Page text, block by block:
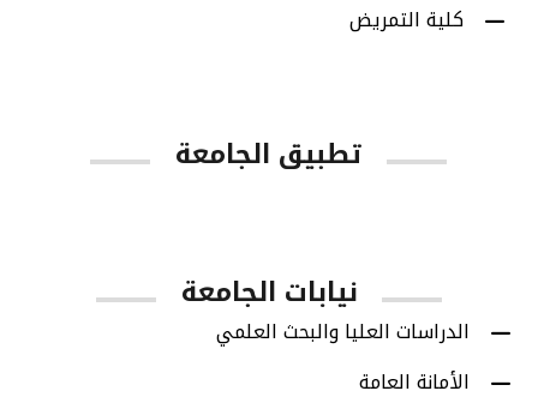
كلية التمريض
تطبيق الجامعة
نيابات الجامعة
الدراسات العليا والبحث العلمي
الأمانة العامة